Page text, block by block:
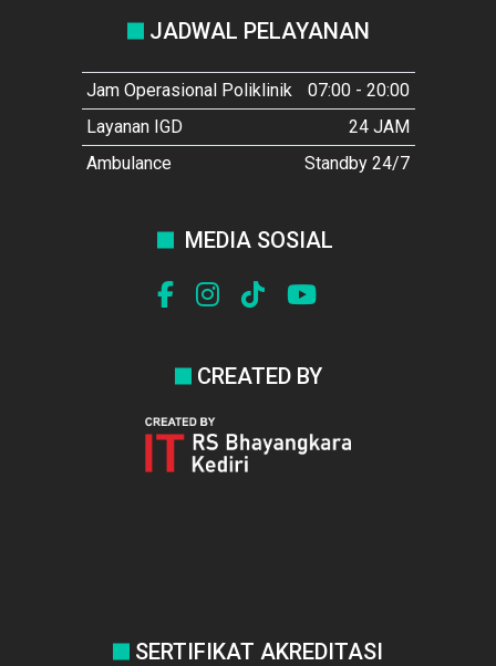
JADWAL PELAYANAN
Jam Operasional Poliklinik
07:00 - 20:00
Layanan IGD
24 JAM
Ambulance
Standby 24/7
MEDIA SOSIAL
CREATED BY
SERTIFIKAT AKREDITASI